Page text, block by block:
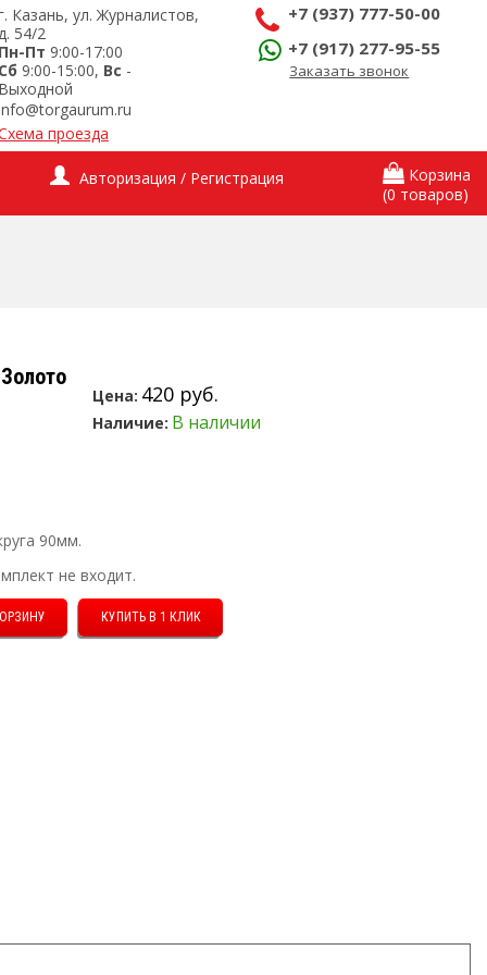
Казань, ул. Журналистов,
54/2
Пн-Пт 9:00-17:00
Сб 9:00-15:00, Вс -
Выходной
проезда
+7 (937) 777-50-00
+7 (917) 277-95-55
Заказать звонок
Авторизация / Регистрация
Корзина
(0 товаров)
Цена: 420 руб.
Наличие: В наличии
90мм.
не входит.
КУПИТЬ В 1 КЛИК